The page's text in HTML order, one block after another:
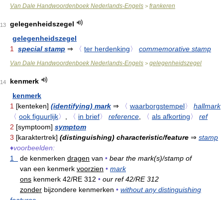
Van Dale Handwoordenboek Nederlands-Engels > frankeren
13
gelegenheidszegel
gelegenheidszegel
1 special stamp ⇒ 〈 ter herdenking〉 commemorative stamp
Van Dale Handwoordenboek Nederlands-Engels > gelegenheidszegel
14
kenmerk
kenmerk
1 [kenteken] (identifying) mark ⇒ 〈 waarborgstempel〉
hallmark
〈 ook figuurlijk〉 , 〈 in brief〉 reference, 〈 als afkorting〉
ref
2 [symptoom] symptom
3 [karaktertrek] (distinguishing) characteristic/feature ⇒ stamp
♦voorbeelden:
1
de kenmerken dragen van • bear the mark(s)/stamp of
van een kenmerk voorzien • mark
ons kenmerk 42/RE 312 • our ref 42/RE 312
zonder bijzondere kenmerken • without any distinguishing